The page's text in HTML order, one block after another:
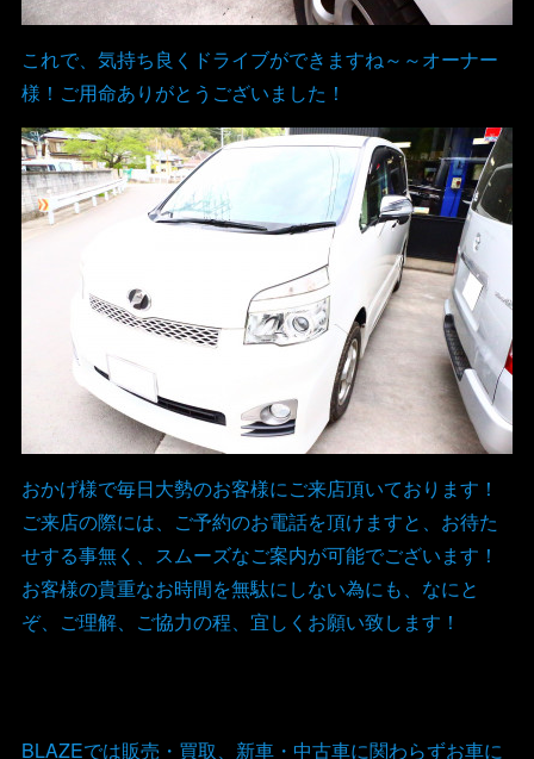
これで、気持ち良くドライブができますね～～オーナー
様！ご用命ありがとうございました！
おかげ様で毎日大勢のお客様にご来店頂いております！
ご来店の際には、ご予約のお電話を頂けますと、お待た
せする事無く、スムーズなご案内が可能でございます！
お客様の貴重なお時間を無駄にしない為にも、なにと
ぞ、ご理解、ご協力の程、宜しくお願い致します！
BLAZEでは販売・買取、新車・中古車に関わらずお車に